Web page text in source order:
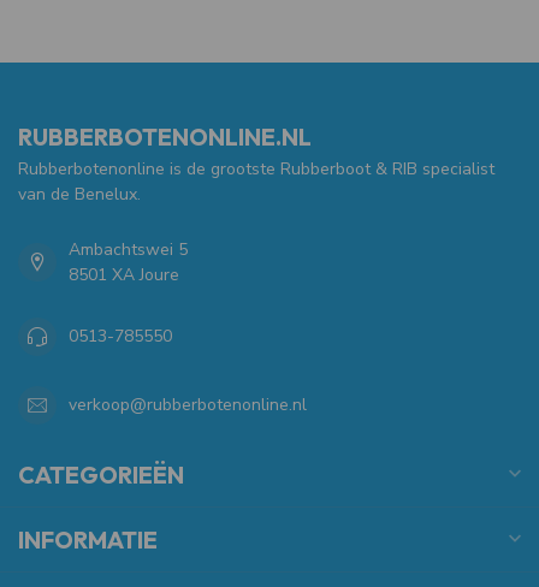
RUBBERBOTENONLINE.NL
Rubberbotenonline is de grootste Rubberboot & RIB specialist
van de Benelux.
Ambachtswei 5
8501 XA Joure
0513-785550
verkoop@rubberbotenonline.nl
CATEGORIEËN
INFORMATIE